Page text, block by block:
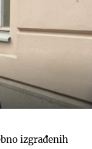
izgrađenih